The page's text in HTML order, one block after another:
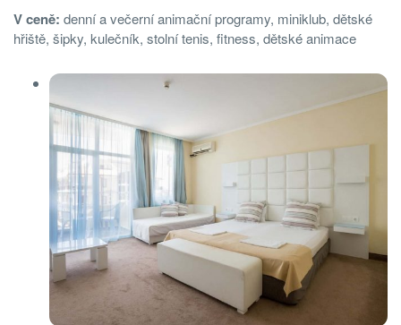
V ceně: denní a večerní animační programy, miniklub, dětské
hřiště, šipky, kulečník, stolní tenis, ﬁtness, dětské animace